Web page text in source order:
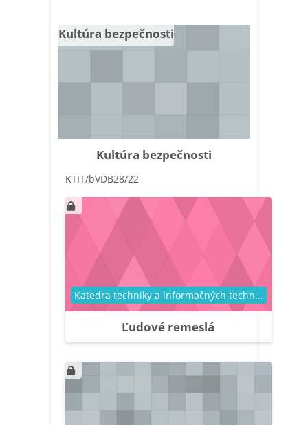
Kultúra bezpečnosti
Kultúra bezpečnosti
KTIT/bVDB28/22
Ľudové remeslá
Kategória kurzu Katedra techniky a informačných technológií